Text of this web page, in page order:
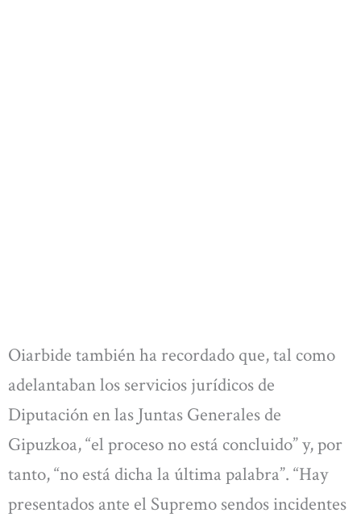
Oiarbide también ha recordado que, tal como
adelantaban los servicios jurídicos de
Diputación en las Juntas Generales de
Gipuzkoa, “el proceso no está concluido” y, por
tanto, “no está dicha la última palabra”. “Hay
presentados ante el Supremo sendos incidentes